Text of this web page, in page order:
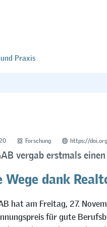
Praxis
Forschung https://
vergab erstmals
Wege dank
hat am Freitag, 27.
für gute